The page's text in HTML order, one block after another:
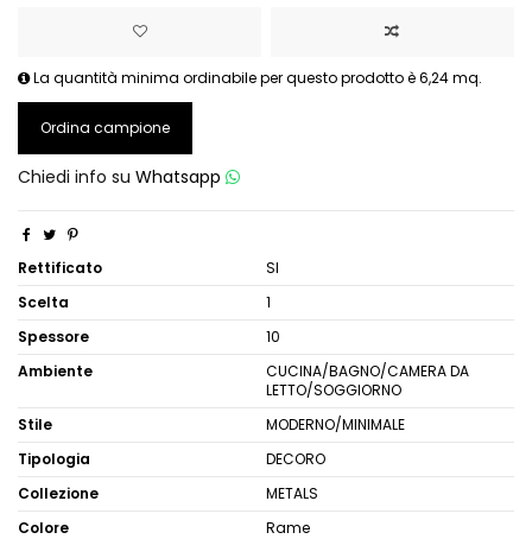
La quantità minima ordinabile per questo prodotto è 6,24 mq.
Ordina campione
Chiedi info su Whatsapp
Rettificato
SI
Scelta
1
Spessore
10
Ambiente
CUCINA/BAGNO/CAMERA DA
LETTO/SOGGIORNO
Stile
MODERNO/MINIMALE
Tipologia
DECORO
Collezione
METALS
Colore
Rame